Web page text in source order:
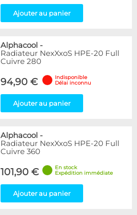
Ajouter au panier
Alphacool -
Radiateur NexXxoS HPE-20 Full
Cuivre 280
94,90 €
Indisponible
Délai inconnu
Ajouter au panier
Alphacool -
Radiateur NexXxoS HPE-20 Full
Cuivre 360
101,90 €
En stock
Expédition immédiate
Ajouter au panier